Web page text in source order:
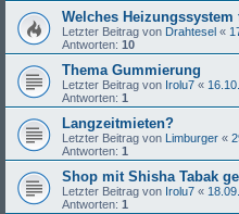
Welches Heizungssystem
Letzter Beitrag von Drahtesel «
Antworten: 10
Thema Gummierung
Letzter Beitrag von Irolu7 «
Antworten: 1
Langzeitmieten?
Letzter Beitrag von Limburger «
Antworten: 1
Shop mit Shisha Tabak
Letzter Beitrag von Irolu7 «
Antworten: 1